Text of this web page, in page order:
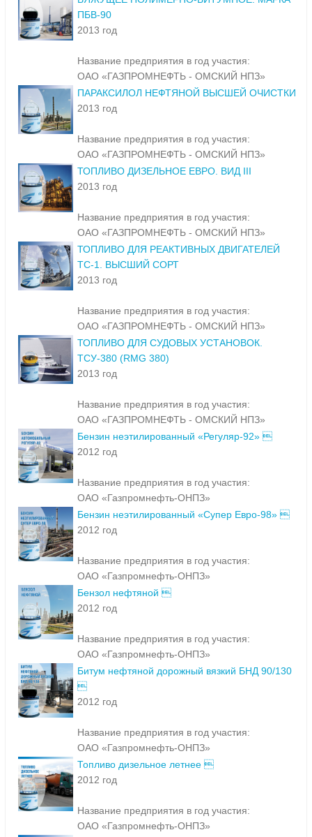
ПБВ-90
2013 год
Название предприятия в год участия:
ОАО «ГАЗПРОМНЕФТЬ - ОМСКИЙ НПЗ»
ПАРАКСИЛОЛ НЕФТЯНОЙ ВЫСШЕЙ ОЧИСТКИ
2013 год
Название предприятия в год участия:
ОАО «ГАЗПРОМНЕФТЬ - ОМСКИЙ НПЗ»
ТОПЛИВО ДИЗЕЛЬНОЕ ЕВРО. ВИД III
2013 год
Название предприятия в год участия:
ОАО «ГАЗПРОМНЕФТЬ - ОМСКИЙ НПЗ»
ТОПЛИВО ДЛЯ РЕАКТИВНЫХ ДВИГАТЕЛЕЙ
ТС-1. ВЫСШИЙ СОРТ
2013 год
Название предприятия в год участия:
ОАО «ГАЗПРОМНЕФТЬ - ОМСКИЙ НПЗ»
ТОПЛИВО ДЛЯ СУДОВЫХ УСТАНОВОК.
ТСУ-380 (RMG 380)
2013 год
Название предприятия в год участия:
ОАО «ГАЗПРОМНЕФТЬ - ОМСКИЙ НПЗ»
Бензин неэтилированный «Регуляр-92» 
2012 год
Название предприятия в год участия:
ОАО «Газпромнефть-ОНПЗ»
Бензин неэтилированный «Супер Евро-98» 
2012 год
Название предприятия в год участия:
ОАО «Газпромнефть-ОНПЗ»
Бензол нефтяной 
2012 год
Название предприятия в год участия:
ОАО «Газпромнефть-ОНПЗ»
Битум нефтяной дорожный вязкий БНД 90/130

2012 год
Название предприятия в год участия:
ОАО «Газпромнефть-ОНПЗ»
Топливо дизельное летнее 
2012 год
Название предприятия в год участия:
ОАО «Газпромнефть-ОНПЗ»